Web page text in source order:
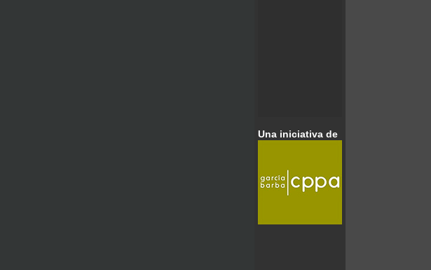
Una iniciativa de